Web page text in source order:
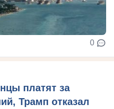
0
платят за
Трамп отказал